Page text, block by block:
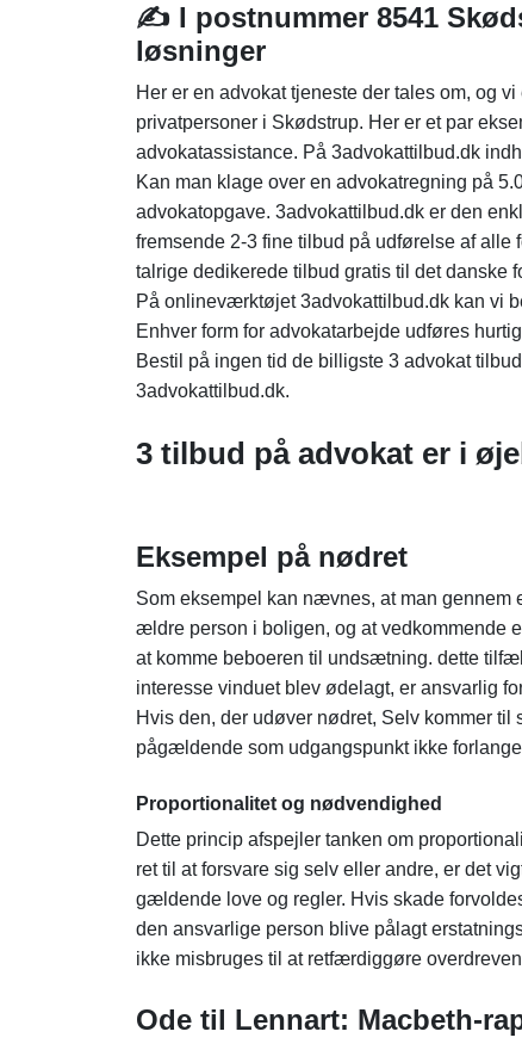
✍️ I postnummer 8541
løsninger
Her er en advokat tjeneste der tales om, og
privatpersoner i Skødstrup. Her er et par
advokatassistance. På 3advokattilbud.dk
Kan man klage over en advokatregning på
advokatopgave. 3advokattilbud.dk er den
fremsende 2-3 fine tilbud på udførelse af alle
talrige dedikerede tilbud gratis til det danske
På onlineværktøjet 3advokattilbud.dk kan vi
Enhver form for advokatarbejde udføres
Bestil på ingen tid de billigste 3 advokat
3advokattilbud.dk.
3 tilbud på advokat er i
Eksempel på nødret
Som eksempel kan nævnes, at man gennem
ældre person i boligen, og at vedkommende
at komme beboeren til undsætning. dette
interesse vinduet blev ødelagt, er ansvarlig
Hvis den, der udøver nødret, Selv kommer
pågældende som udgangspunkt ikke
Proportionalitet og nødvendighed
Dette princip afspejler tanken om
ret til at forsvare sig selv eller andre, er det
gældende love og regler. Hvis skade
den ansvarlige person blive pålagt
ikke misbruges til at retfærdiggøre
Ode til Lennart: Macbeth-